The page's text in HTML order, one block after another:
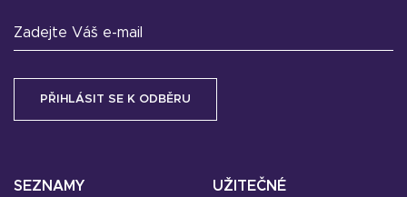
SEZNAMY UŽITEČNÉ
Zadejte Váš e-mail